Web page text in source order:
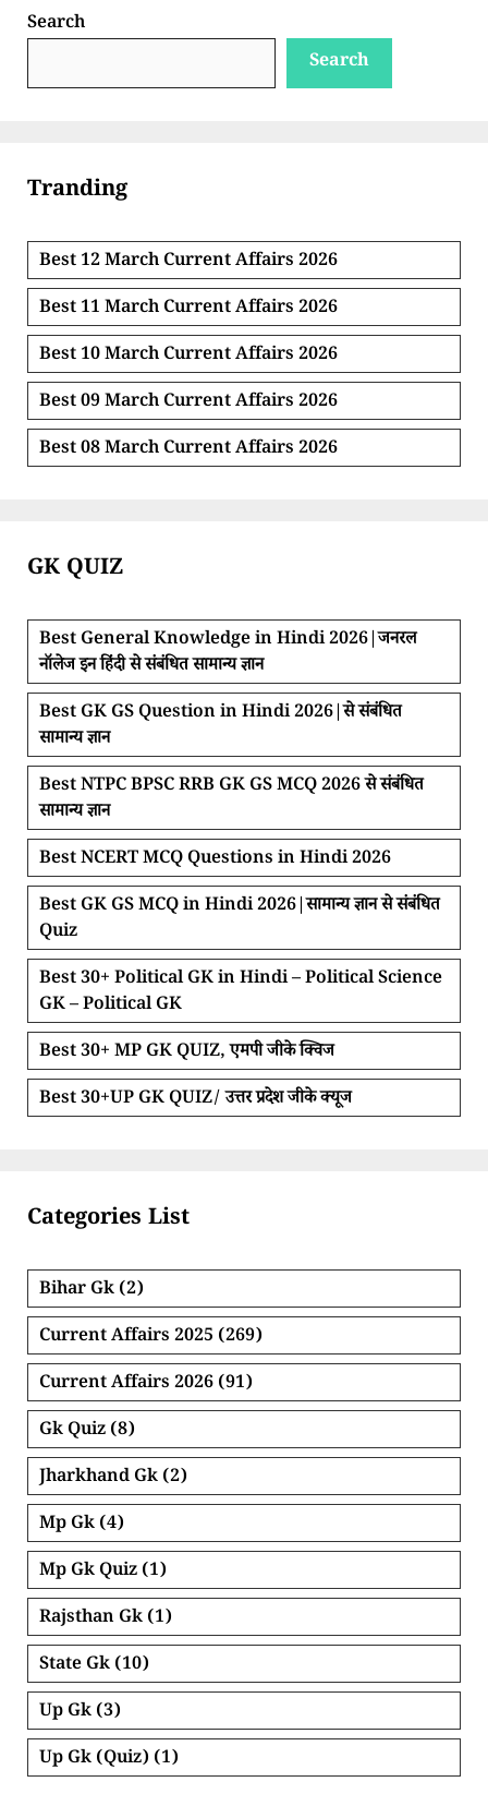
Search
Search
Tranding
Best 12 March Current Affairs 2026
Best 11 March Current Affairs 2026
Best 10 March Current Affairs 2026
Best 09 March Current Affairs 2026
Best 08 March Current Affairs 2026
GK QUIZ
Best General Knowledge in Hindi 2026|जनरल
नॉलेज इन हिंदी से संबंधित सामान्य ज्ञान
Best GK GS Question in Hindi 2026|से संबंधित
सामान्य ज्ञान
Best NTPC BPSC RRB GK GS MCQ 2026 से संबंधित
सामान्य ज्ञान
Best NCERT MCQ Questions in Hindi 2026
Best GK GS MCQ in Hindi 2026|सामान्य ज्ञान से संबंधित
Quiz
Best 30+ Political GK in Hindi – Political Science
GK – Political GK
Best 30+ MP GK QUIZ, एमपी जीके क्विज
Best 30+UP GK QUIZ/ उत्तर प्रदेश जीके क्यूज
Categories List
Bihar Gk (2)
Current Affairs 2025 (269)
Current Affairs 2026 (91)
Gk Quiz (8)
Jharkhand Gk (2)
Mp Gk (4)
Mp Gk Quiz (1)
Rajsthan Gk (1)
State Gk (10)
Up Gk (3)
Up Gk (Quiz) (1)